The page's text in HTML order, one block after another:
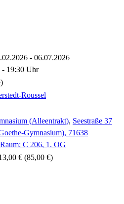
- 06.07.2026
- 19:30 Uhr
Roussel
(Alleentrakt), Seestraße 37
Gymnasium), 71638
Raum: C 206, 1. OG
€ (85,00 €)